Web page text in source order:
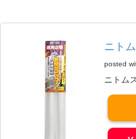
ニト
posted
ニトム